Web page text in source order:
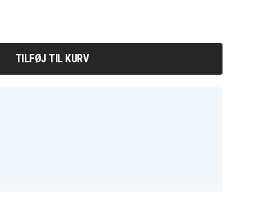
TILFØJ TIL KURV